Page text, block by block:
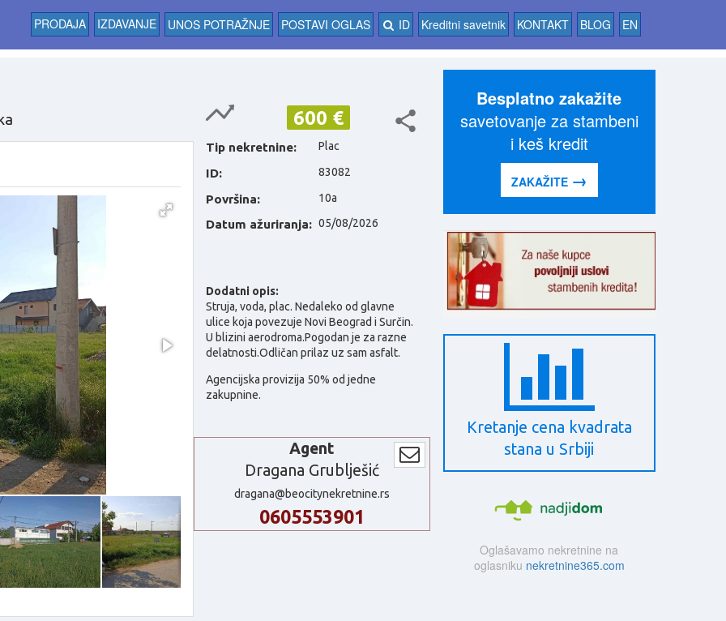
PRODAJA IZDAVANJE UNOS POTRAŽNJE POSTAVI OGLAS ID Kreditni savetnik KONTAKT BLOG EN
600 €
Tip nekretnine: Plac
ID: 83082
Površina: 10a
Datum ažuriranja: 05/08/2026
Dodatni opis:
Struja, voda, plac. Nedaleko od glavne
ulice koja povezuje Novi Beograd i Surčin.
U blizini aerodroma.Pogodan je za razne
delatnosti.Odličan prilaz uz sam asfalt.
Agencijska provizija 50% od jedne
zakupnine.
Agent
Dragana Grublješić
dragana@beocitynekretnine.rs
0605553901
Besplatno zakažite
savetovanje za stambeni
i keš kredit
ZAKAŽITE →
Kretanje cena kvadrata
stana u Srbiji
Oglašavamo nekretnine na
oglasniku nekretnine365.com